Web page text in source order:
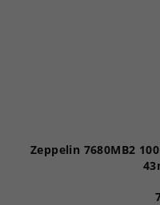
Zeppelin 7680MB2